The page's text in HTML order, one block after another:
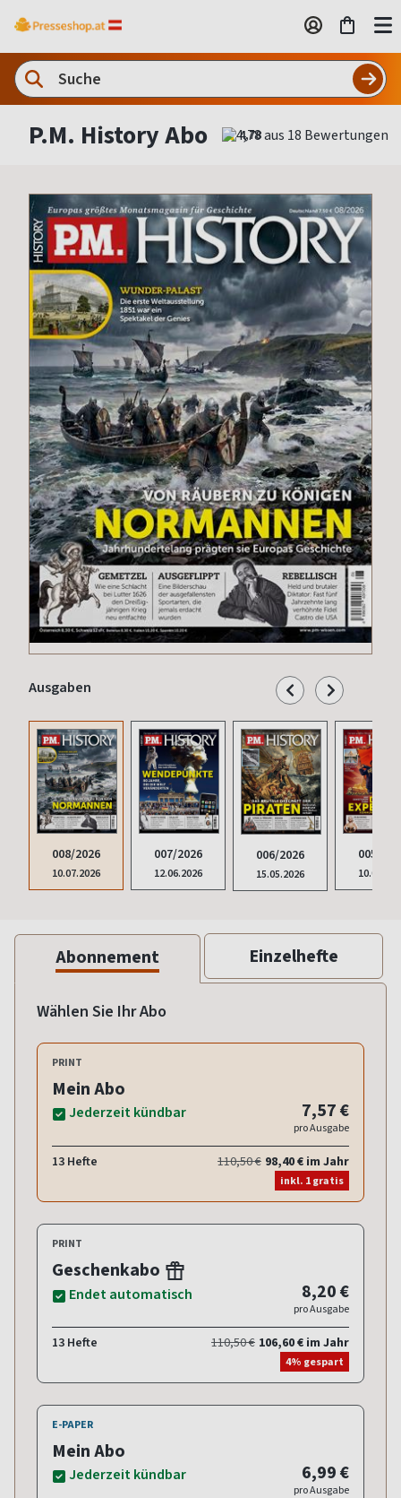
P.M. History Abo 4,78
Ausgaben
008/2026
10.07.2026
007/2026
12.06.2026
006/2026
15.05.2026
005/
Abonnement Einzelhefte
Wählen Sie Ihr Abo
PRINT
Mein Abo
Jederzeit kündbar 7,57 €
pro Ausgabe
13 Hefte 110,50 € 98,40 € im Jahr
inkl. 1 gratis
PRINT
Geschenkabo
Endet automatisch 8,20 €
pro Ausgabe
13 Hefte 110,50 € 106,60 € im Jahr
4% gespart
E-PAPER
Mein Abo
Jederzeit kündbar 6,99 €
pro Ausgabe